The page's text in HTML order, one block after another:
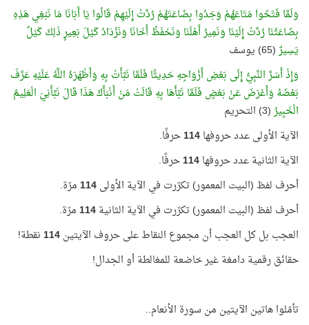
وَلَمَّا فَتَحُوا مَتَاعَهُمْ وَجَدُوا بِضَاعَتَهُمْ رُدَّتْ إِلَيْهِمْ قَالُوا يَا أَبَانَا مَا نَبْغِي هَذِهِ
بِضَاعَتُنَا رُدَّتْ إِلَيْنَا وَنَمِيرُ أَهْلَنَا وَنَحْفَظُ أَخَانَا وَنَزْدَادُ كَيْلَ بَعِيرٍ ذَلِكَ كَيْلٌ
يَسِيرٌ(65) يوسف
وَإِذْ أَسَرَّ النَّبِيُّ إِلَى بَعْضِ أَزْوَاجِهِ حَدِيثًا فَلَمَّا نَبَّأَتْ بِهِ وَأَظْهَرَهُ اللَّهُ عَلَيْهِ عَرَّفَ
بَعْضَهُ وَأَعْرَضَ عَنْ بَعْضٍ فَلَمَّا نَبَّأَهَا بِهِ قَالَتْ مَنْ أَنْبَأَكَ هَذَا قَالَ نَبَّأَنِيَ الْعَلِيمُ
الْخَبِيرُ(3) التحريم
الآية الأولى عدد حروفها114حرفًا.
الآية الثانية عدد حروفها114حرفًا.
أحرف لفظ (البيت المعمور) تكرّرت في الآية الأولى114مرّة.
أحرف لفظ (البيت المعمور) تكرّرت في الآية الثانية114مرّة.
العجب بل كل العجب أن مجموع النقاط على حروف الآيتين114نقطة!
حقائق رقمية دامغة غير خاضعة للمغالطة أو الجدال!
تأمّلوا هاتين الآيتين من سورة الأنعام..